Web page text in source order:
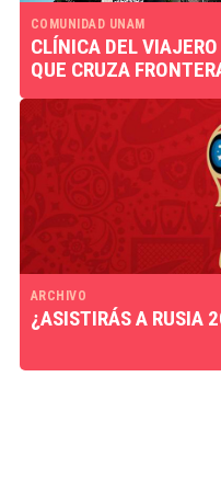
COMUNIDAD UNAM
CLÍNICA DEL
QUE CRUZA
ARCHIVO
¿ASISTIRÁS A RUSIA